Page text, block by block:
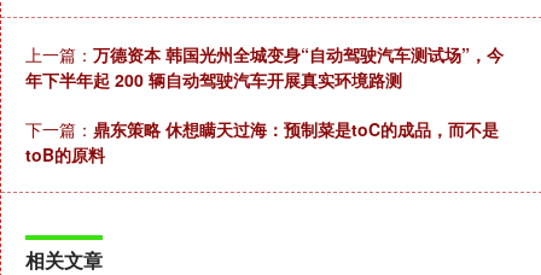
上一篇： 万德资本 韩国光州全城变身“自动驾驶汽车测试场”，今
年下半年起 200 辆自动驾驶汽车开展真实环境路测
下一篇： 鼎东策略 休想瞒天过海：预制菜是toC的成品，而不是
toB的原料
相关文章